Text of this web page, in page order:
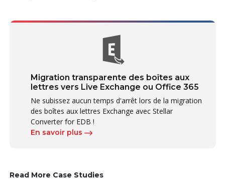
Migration transparente des boîtes aux
lettres vers Live Exchange ou Office 365
Ne subissez aucun temps d'arrêt lors de la migration
des boîtes aux lettres Exchange avec Stellar
Converter for EDB !
En savoir plus
Read More Case Studies